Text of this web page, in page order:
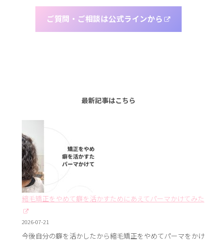
ご質問・ご相談は公式ラインから
最新記事はこちら
縮毛矯正をやめて癖を活かすためにあえてパーマかけてみた
2026-07-21
今後自分の癖を活かしたから縮毛矯正をやめてパーマをかけ